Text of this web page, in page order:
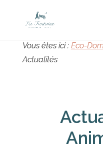
Vous êtes ici : Eco-
Actualités